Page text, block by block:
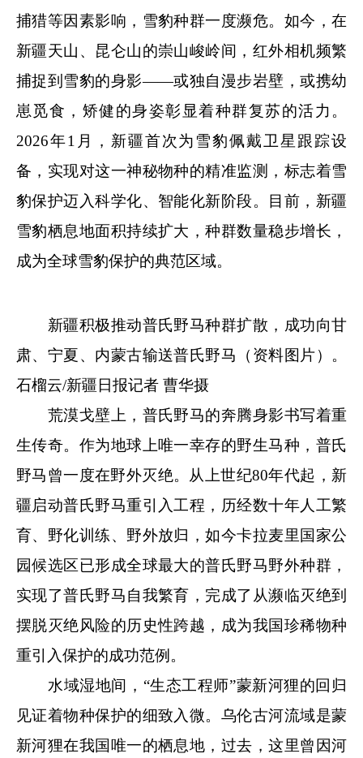
捕猎等因素影响，雪豹种群一度濒危。如今，在
新疆天山、昆仑山的崇山峻岭间，红外相机频繁
捕捉到雪豹的身影——或独自漫步岩壁，或携幼
崽觅食，矫健的身姿彰显着种群复苏的活力。
2026年1月，新疆首次为雪豹佩戴卫星跟踪设
备，实现对这一神秘物种的精准监测，标志着雪
豹保护迈入科学化、智能化新阶段。目前，新疆
雪豹栖息地面积持续扩大，种群数量稳步增长，
成为全球雪豹保护的典范区域。
新疆积极推动普氏野马种群扩散，成功向甘
肃、宁夏、内蒙古输送普氏野马（资料图片）。
石榴云/新疆日报记者 曹华摄
荒漠戈壁上，普氏野马的奔腾身影书写着重
生传奇。作为地球上唯一幸存的野生马种，普氏
野马曾一度在野外灭绝。从上世纪80年代起，新
疆启动普氏野马重引入工程，历经数十年人工繁
育、野化训练、野外放归，如今卡拉麦里国家公
园候选区已形成全球最大的普氏野马野外种群，
实现了普氏野马自我繁育，完成了从濒临灭绝到
摆脱灭绝风险的历史性跨越，成为我国珍稀物种
重引入保护的成功范例。
水域湿地间，“生态工程师”蒙新河狸的回归
见证着物种保护的细致入微。乌伦古河流域是蒙
新河狸在我国唯一的栖息地，过去，这里曾因河